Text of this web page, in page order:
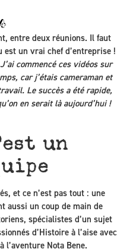
entre deux réunions. Il faut
un vrai chef d’entreprise !
J’ai commencé ces vidéos sur
car j’étais cameraman et
Le succès a été rapide,
en serait là aujourd’hui !
un
et ce n’est pas tout : une
aussi un coup de main de
spécialistes d’un sujet
d’Histoire à l’aise avec
Nota Bene.